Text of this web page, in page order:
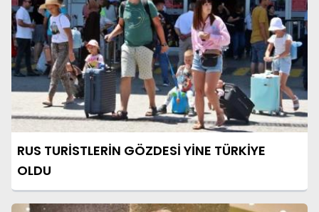
RUS TURİSTLERİN GÖZDESİ YİNE TÜRKİYE
OLDU